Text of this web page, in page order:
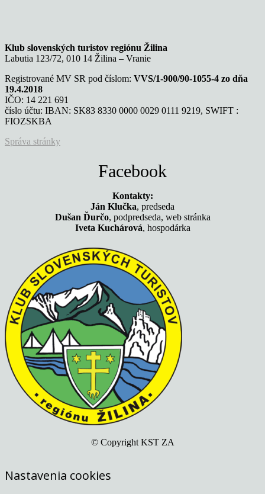
Klub slovenských turistov regiónu Žilina
Labutia 123/72, 010 14 Žilina – Vranie
Registrované MV SR pod číslom: VVS/1-900/90-1055-4 zo dňa
19.4.2018
IČO: 14 221 691
číslo účtu: IBAN: SK83 8330 0000 0029 0111 9219, SWIFT :
FIOZSKBA
Správa stránky
Facebook
Kontakty:
Ján Klučka, predseda
Dušan Ďurčo, podpredseda, web stránka
Iveta Kuchárová, hospodárka
© Copyright KST ZA
Nastavenia cookies